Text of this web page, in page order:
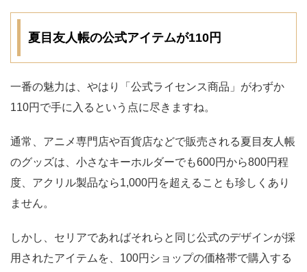
夏目友人帳の公式アイテムが110円
一番の魅力は、やはり「公式ライセンス商品」がわずか
110円で手に入るという点に尽きますね。
通常、アニメ専門店や百貨店などで販売される夏目友人帳
のグッズは、小さなキーホルダーでも600円から800円程
度、アクリル製品なら1,000円を超えることも珍しくあり
ません。
しかし、セリアであればそれらと同じ公式のデザインが採
用されたアイテムを、100円ショップの価格帯で購入する